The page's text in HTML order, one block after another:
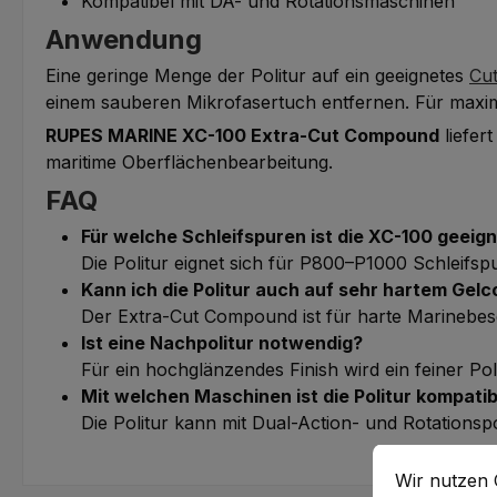
Anwendung
Eine geringe Menge der Politur auf ein geeignetes
einem sauberen Mikrofasertuch entfernen. Für
RUPES MARINE XC-100 Extra-Cut Compound liefert
maritime Oberflächenbearbeitung.
FAQ
Für welche Schleifspuren ist die XC-100
Die Politur eignet sich für P800–P1000
Kann ich die Politur auch auf sehr hartem
Der Extra-Cut Compound ist für harte
Ist eine Nachpolitur notwendig?
Für ein hochglänzendes Finish wird ein feiner
Mit welchen Maschinen ist die Politur
Die Politur kann mit Dual-Action- und
Cookie-
Wir nutzen
Wir nutzen